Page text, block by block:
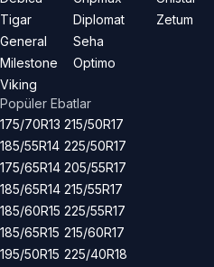
Tigar
General
Milestone
Viking
Diplomat
Seha
Optimo
Zetum
Popüler Ebatlar
175/70R13
185/55R14
175/65R14
185/65R14
185/60R15
185/65R15
195/50R15
215/50R17
225/50R17
205/55R17
215/55R17
225/55R17
215/60R17
225/40R18